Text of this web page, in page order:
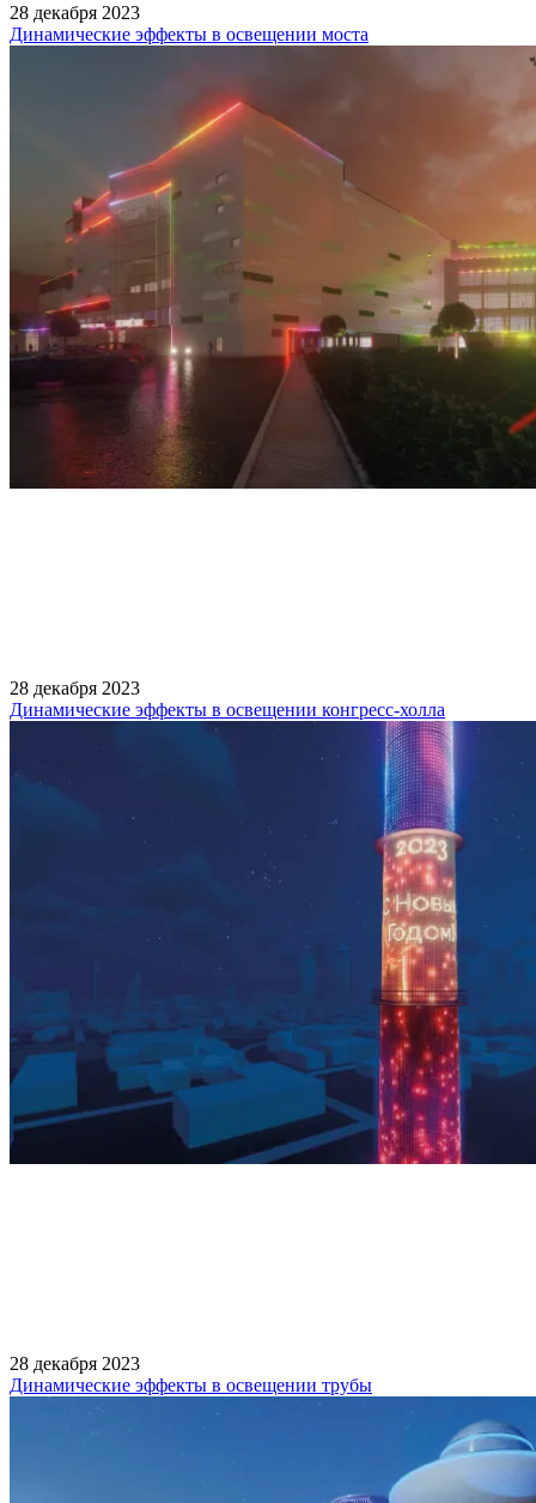
28 декабря 2023
Динамические эффекты в освещении моста
28 декабря 2023
Динамические эффекты в освещении конгресс-холла
28 декабря 2023
Динамические эффекты в освещении трубы